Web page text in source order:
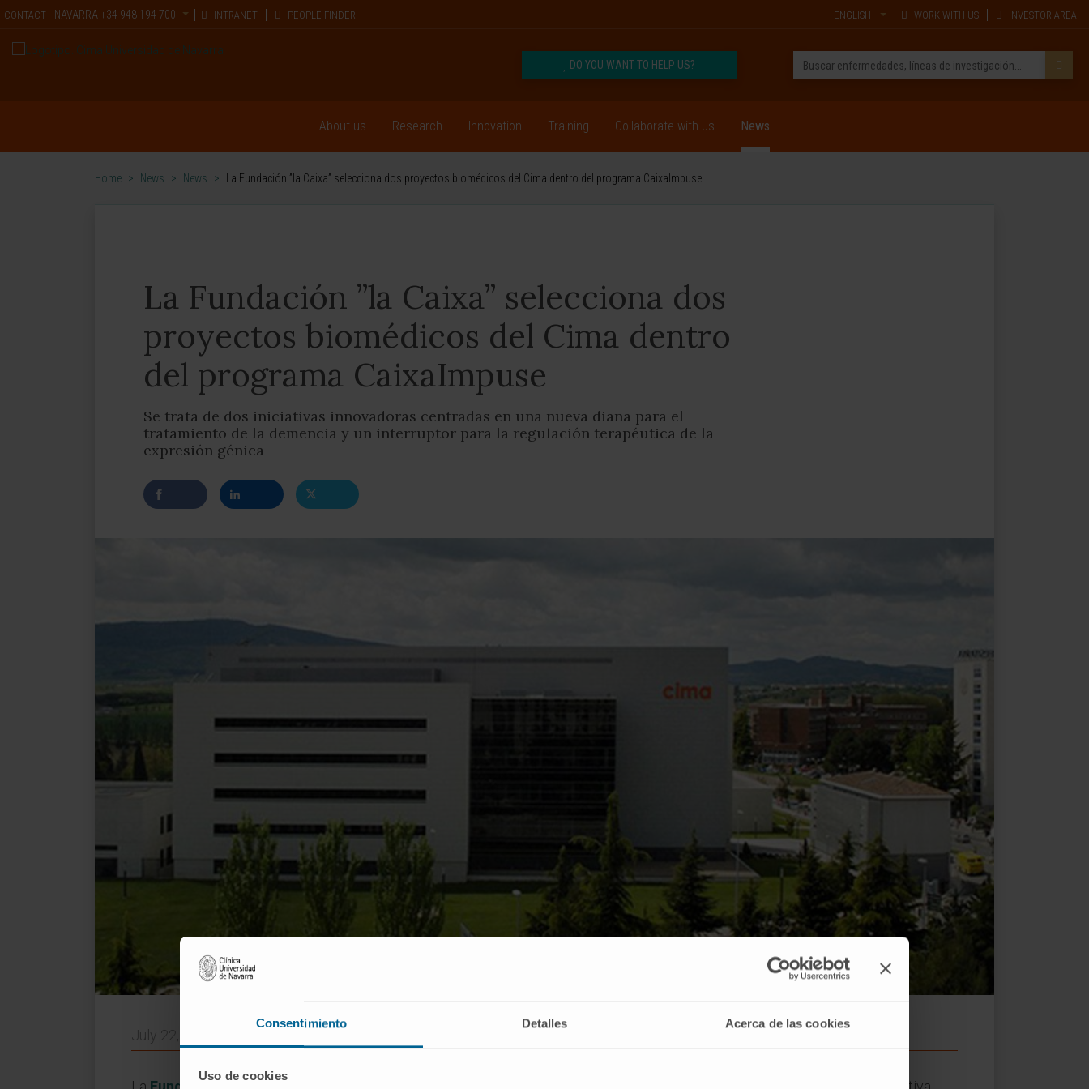
Consentimiento Detalles Acerca de las cookies
Uso de cookies
CONTACT NAVARRA +34 948 194 700 INTRANET PEOPLE FINDER ENGLISH WORK WITH US INVESTOR AREA
DO YOU WANT TO HELP US?
About us Research Innovation Training Collaborate with us News
Home > News > News > La Fundación ”la Caixa” selecciona dos proyectos biomédicos del Cima dentro del programa CaixaImpuse
La Fundación ”la Caixa” selecciona dos
proyectos biomédicos del Cima dentro
del programa CaixaImpuse
Se trata de dos iniciativas innovadoras centradas en una nueva diana para el
tratamiento de la demencia y un interruptor para la regulación terapéutica de la
expresión génica
July 22, 2020